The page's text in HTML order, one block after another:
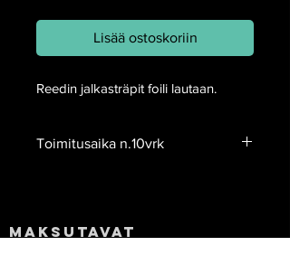
Lisää ostoskoriin
Reedin jalkasträpit foili lautaan.
Toimitusaika n.10vrk
Maksutavat